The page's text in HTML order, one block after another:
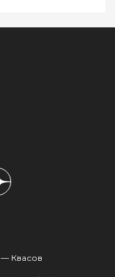
— Квасов